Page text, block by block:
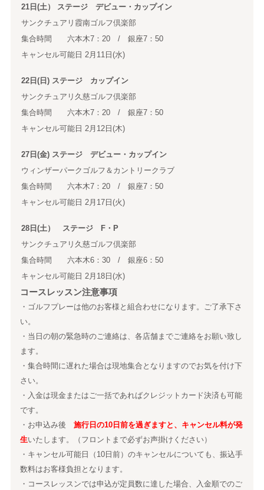
21日(土） ステージ デビュー・カップイン
サンクチュアリ霞南ゴルフ倶楽部
集合時間 六本木7：20 / 銀座7：50
キャンセル可能日 2月11日(水)
22日(日) ステージ カップイン
サンクチュアリ久慈ゴルフ倶楽部
集合時間 六本木7：20 / 銀座7：50
キャンセル可能日 2月12日(木)
27日(金) ステージ デビュー・カップイン
ウィンザーパークゴルフ＆カントリークラブ
集合時間 六本木7：20 / 銀座7：50
キャンセル可能日 2月17日(火)
28日(土） ステージ F・P
サンクチュアリ久慈ゴルフ倶楽部
集合時間 六本木6：30 / 銀座6：50
キャンセル可能日 2月18日(水)
コースレッスン注意事項
・ゴルフプレーは他のお客様と組合わせになります。ご了承下さ
い。
・当日の朝の緊急時のご連絡は、各店舗までご連絡をお願い致し
ます。
・集合時間に遅れた場合は現地集合となりますのでお気を付け下
さい。
・入金は現金またはご一括であればクレジットカード決済も可能
です。
・お申込み後施行日の10日前を過ぎますと、キャンセル料が発
生いたします。（フロントまで必ずお声掛けください）
・キャンセル可能日（10日前）のキャンセルについても、振込手
数料はお客様負担となります。
・コースレッスンでは申込が定員数に達した場合、入金順でのご